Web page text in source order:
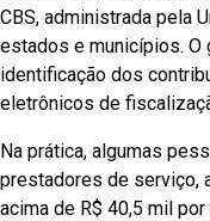
CBS, administrada pela
estados e municípios. O
identificação dos
eletrônicos de
Na prática, algumas
prestadores de serviço,
acima de R$ 40,5 mil